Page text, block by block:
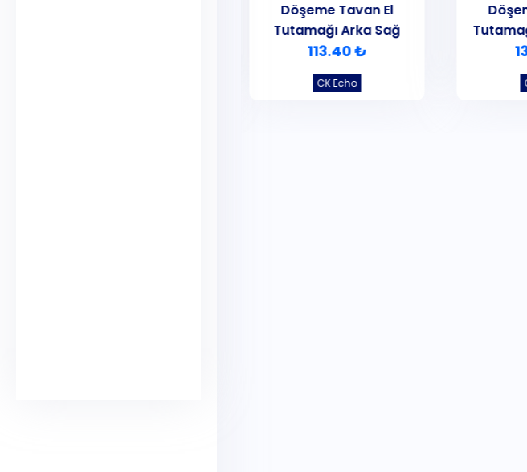
CK Echo
Döşeme Tavan El
Tutamağı Arka Sağ
113.40 ₺